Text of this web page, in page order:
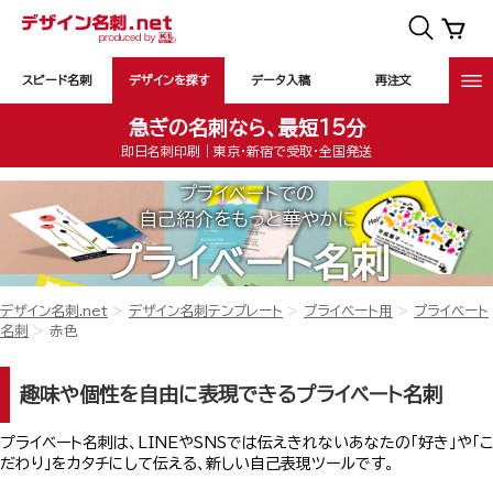
スピード名刺 デザインを探す データ入稿 再注文
急ぎの名刺なら、最短15分
即日名刺印刷｜東京・新宿で受取・全国発送
プライベートでの
自己紹介をもっと華やかに
プライベート名刺
デザイン名刺.net デザイン名刺テンプレート プライベート用
プライベート
名刺
赤色
趣味や個性を自由に表現できるプライベート名刺
プライベート名刺は、LINEやSNSでは伝えきれないあなたの「好き」や「こ
だわり」をカタチにして伝える、新しい自己表現ツールです。